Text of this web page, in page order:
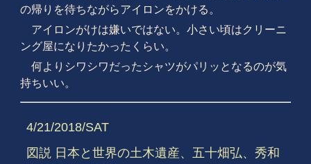
の帰りを待ちながらアイロンをかける。
アイロンがけは嫌いではない。小さい頃はクリーニ
ング屋になりたかったくらい。
何よりシワシワだったシャツがパリッとなるのが気
持ちいい。
4/21/2018/SAT
図説 日本と世界の土木遺産、五十畑弘、秀和